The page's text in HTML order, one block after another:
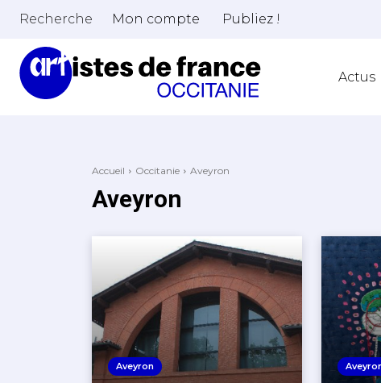
Recherche Mon compte Publiez !
Actus
Accueil Occitanie Aveyron
Aveyron
Aveyron